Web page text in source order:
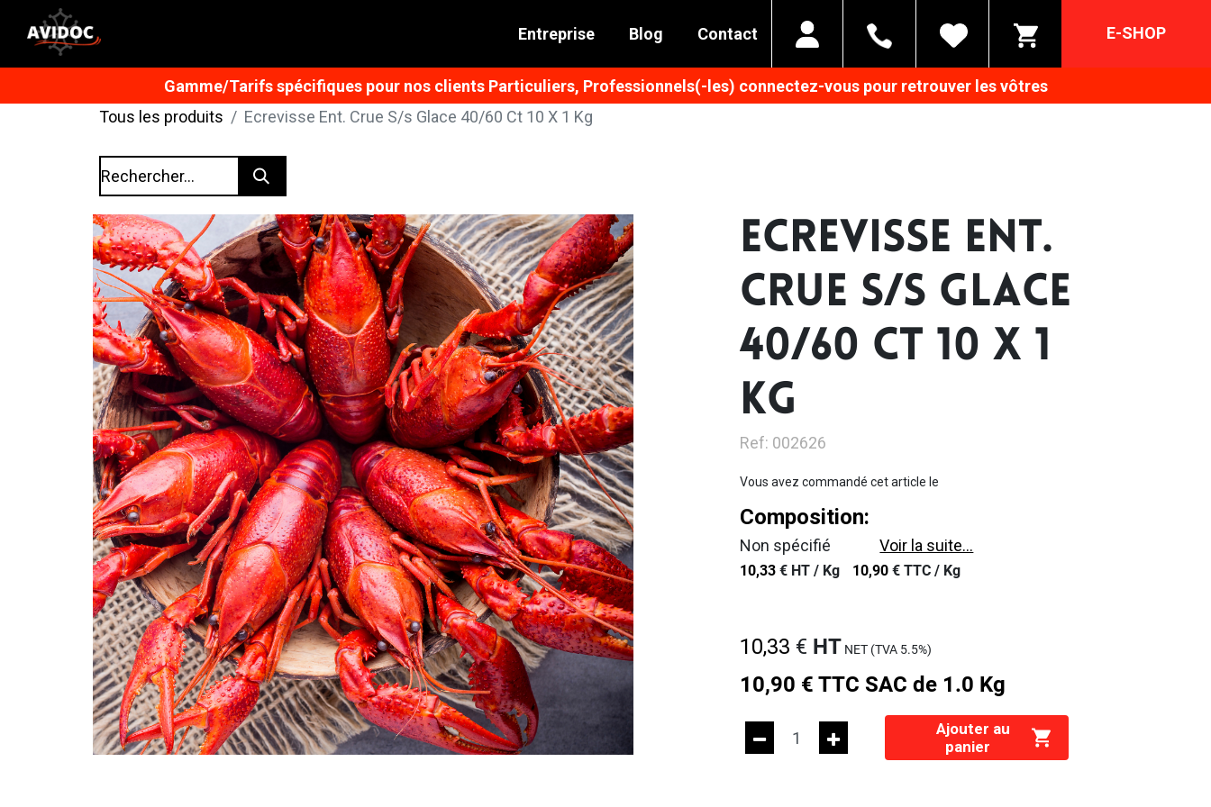
Entreprise Blog Contact E-SHOP
Gamme/Tarifs spécifiques pour nos clients Particuliers, Professionnels(-les) connectez-vous pour retrouver les vôtres
Tous les produits
Ecrevisse Ent. Crue S/s Glace 40/60 Ct 10 X 1 Kg
ECREVISSE ENT.
CRUE S/S GLACE
40/60 CT 10 X 1
KG
Ref: 002626
Vous avez commandé cet article le
Composition:
Non spécifié Voir la suite...
10,33 € HT / Kg 10,90 € TTC / Kg
10,33 € HT NET (TVA 5.5%)
10,90 € TTC SAC de 1.0 Kg
Ajouter au
panier